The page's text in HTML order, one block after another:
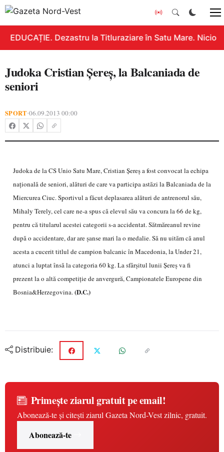
EDUCAȚIE. Dezastru la Titluraziare în Satu Mare. Nicio
Judoka Cristian Şereş, la Balcaniada de
seniori
SPORT•06.09.2013 00:00
Judoka de la CS Unio Satu Mare, Cristian Şereş a fost convocat la echipa
naţională de seniori, alături de care va participa astăzi la Balcaniada de la
Miercurea Ciuc. Sportivul a făcut deplasarea alături de antrenorul său,
Mihaly Terely, cel care ne-a spus că elevul său va concura la 66 de kg,
pentru că titularul acestei categorii s-a accidentat. Sătmăreanul revine
după o accidentare, dar are şanse mari la o medalie. Să nu uităm că anul
acesta a cucerit titlul de campion balcanic în Macedonia, la Under 21,
atunci a luptat însă la categoria 60 kg. La sfârşitul lunii Şereş va fi
prezent la o altă competiţie de anvergură, Campionatele Europene din
Bosnia&Herzegovina.(D.C.)
Distribuie:
Primește ziarul gratuit pe email!
Abonează-te și citești ziarul Gazeta Nord-Vest zilnic, gratuit.
Abonează-te